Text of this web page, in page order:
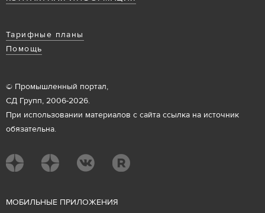
Тарифные планы
Помощь
© Промышленный портал,
СД Групп, 2006-2026.
При использовании материалов с сайта ссылка на источник
обязательна.
МОБИЛЬНЫЕ ПРИЛОЖЕНИЯ